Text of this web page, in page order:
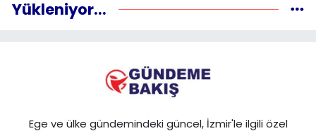
Yükleniyor...
Ege ve ülke gündemindeki güncel, İzmir'le ilgili özel